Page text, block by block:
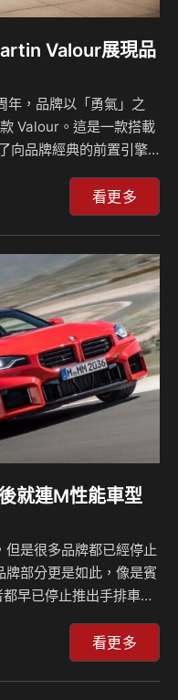
Valour展現品
，品牌以「勇氣」之
Valour。這是一款搭載
向品牌經典的前置引擎
、工藝與性能上的無比
Stroll 表示：「Valour
牌歷史的歌頌，同時也
Valour外觀與內裝融合
是品牌設…
看更多
就連M性能車型
是很多品牌都已經停止
部分更是如此，像是賓
早已停止推出手排車
時表示，手排車的日子
手排車款出現。 身為
，其發表的言論自然相
看更多